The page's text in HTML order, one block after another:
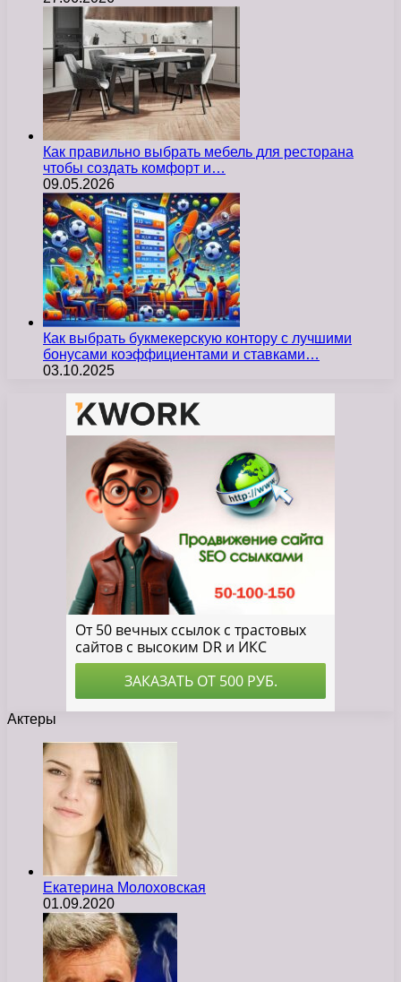
Как правильно выбрать мебель для ресторана
чтобы создать комфорт и…
09.05.2026
Как выбрать букмекерскую контору с лучшими
бонусами коэффициентами и ставками…
03.10.2025
Актеры
Екатерина Молоховская
01.09.2020